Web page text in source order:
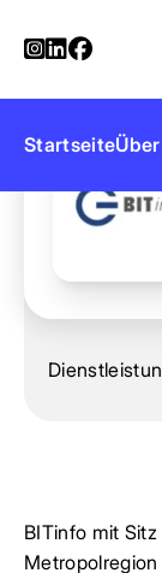
Startseite
Startseite
BITinfo mit